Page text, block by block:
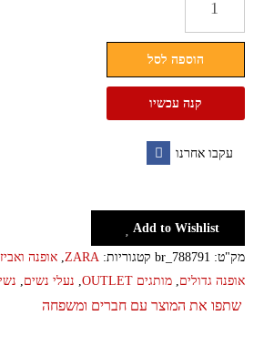
מגפי
קלאסיות
זארה
הוספה לסל
קנה עכשיו
עקבו אחרנו
Add to Wishlist
מק"ט: br_788791 קטגוריות: ZARA אופנה
אופנה גדולים מותגים OUTLET נעלי נשים
שתפו את המוצר עם חברים ומשפחה